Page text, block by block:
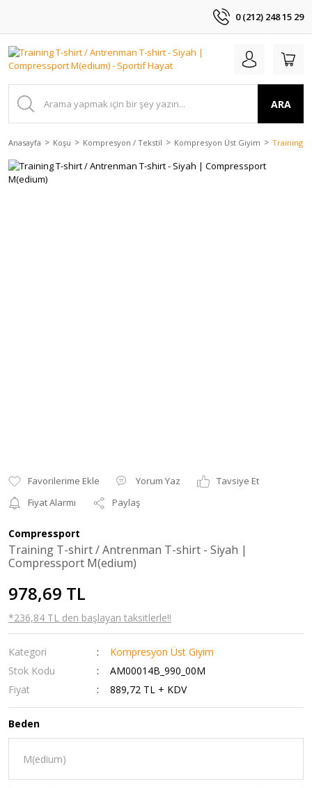
0 (212) 248 15 29
ARA
Anasayfa Koşu Kompresyon / Tekstil Kompresyon Üst Giyim Training
Yorum Yaz
Tavsiye Et
Fiyat Alarmı
Paylaş
Compressport
Training T-shirt / Antrenman T-shirt - Siyah |
Compressport M(edium)
978,69 TL
*236,84 TL den başlayan taksitlerle!!
Kategori
Kompresyon Üst Giyim
Stok Kodu
AM00014B_990_00M
Fiyat
889,72 TL + KDV
Beden